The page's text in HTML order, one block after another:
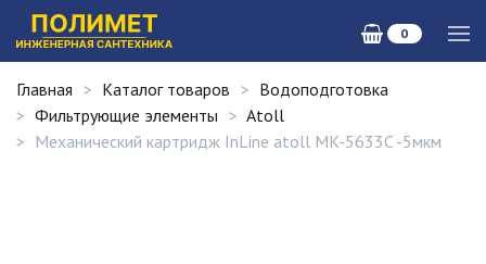
0
Главная Каталог товаров
Водоподготовка
Фильтрующие элементы
Atoll
Механический картридж InLine atoll MK-5633C -5мкм